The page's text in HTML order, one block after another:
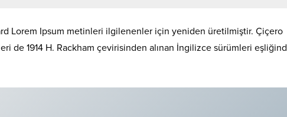
Lorem Ipsum metinleri ilgilenenler için yeniden üretilmiştir. Çiçero
de 1914 H. Rackham çevirisinden alınan İngilizce sürümleri